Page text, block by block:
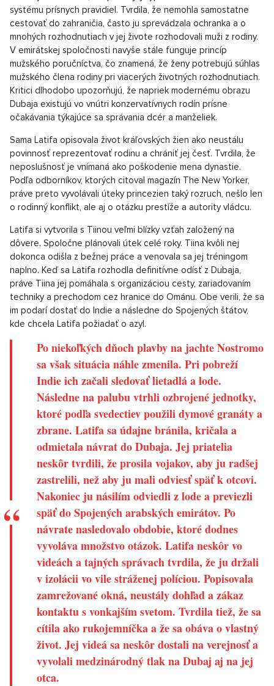
systému prísnych pravidiel. Tvrdila, že nemohla samostatne
cestovať do zahraničia, často ju sprevádzala ochranka a o
mnohých rozhodnutiach v jej živote rozhodovali muži z rodiny.
V emirátskej spoločnosti navyše stále funguje princíp
mužského poručníctva, čo znamená, že ženy potrebujú súhlas
mužského člena rodiny pri viacerých životných rozhodnutiach.
Kritici dlhodobo upozorňujú, že napriek modernému obrazu
Dubaja existujú vo vnútri konzervatívnych rodín prísne
očakávania týkajúce sa správania dcér a manželiek.
Sama Latifa opisovala život kráľovských žien ako neustálu
povinnosť reprezentovať rodinu a chrániť jej česť. Tvrdila, že
neposlušnosť je vnímaná ako poškodenie mena dynastie.
Podľa odborníkov, ktorých citoval magazín The New Yorker,
práve preto vyvolávali úteky princezien taký rozruch, nešlo len
o rodinný konflikt, ale aj o otázku prestíže a autority vládcu.
Latifa si vytvorila s Tiinou veľmi blízky vzťah založený na
dôvere. Spoločne plánovali útek celé roky. Tiina kvôli nej
dokonca odišla z bežnej práce a venovala sa jej tréningom
naplno. Keď sa Latifa rozhodla definitívne odísť z Dubaja,
práve Tiina jej pomáhala s organizáciou cesty, zariadovaním
techniky a prechodom cez hranice do Ománu. Obe verili, že sa
im podarí dostať do Indie a následne do Spojených štátov,
kde chcela Latifa požiadať o azyl.
Po niekoľkých dňoch plavby na jachte Nostromo
sa však situácia náhle zmenila. Pri pobreží
Indie ich začali sledovať lietadlá a lode.
Následne na palubu vtrhli ozbrojené jednotky,
ktoré podľa svedectiev použili dymové granáty a
zbrane. Latifa sa údajne bránila, kričala a
odmietala návrat do Dubaja. Jej priatelia
neskôr tvrdili, že prosila vojakov, aby ju radšej
zastrelili, než aby ju mali odviesť späť k otcovi.
Nakoniec ju násilím odviedli z lode a previezli
späť do Spojených arabských emirátov. Po
návrate nasledovalo obdobie, ktoré dodnes
vyvoláva množstvo otázok. Latifa neskôr vo
videách a tajných správach tvrdila, že ju držali
v izolácii vo vile stráženej políciou. Popisovala
zamrežované okná, neustály dohľad a zákaz
kontaktu s vonkajším svetom. Tvrdila tiež, že sa
cítila ako rukojemníčka a že sa obáva o vlastný
život. Jej videá sa neskôr dostali na verejnosť a
vyvolali medzinárodný tlak na Dubaj aj na jej
otca.